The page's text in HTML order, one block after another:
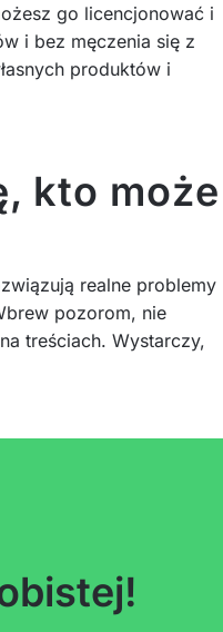
go licencjonować i
i bez męczenia się z
produktów i
kto może
realne problemy
pozorom, nie
treściach. Wystarczy,